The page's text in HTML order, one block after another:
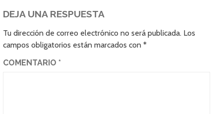
DEJA UNA RESPUESTA
Tu dirección de correo electrónico no será publicada. Los
campos obligatorios están marcados con*
COMENTARIO*